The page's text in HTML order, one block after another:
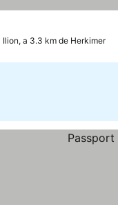
Ilion, a 3.3 km de Herkimer